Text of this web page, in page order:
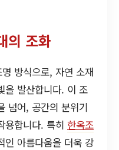
의 조화
방식으로, 자연 소재
을 발산합니다. 이 조
넘어, 공간의 분위기
용합니다. 특히 한옥조
인 아름다움을 더욱 강